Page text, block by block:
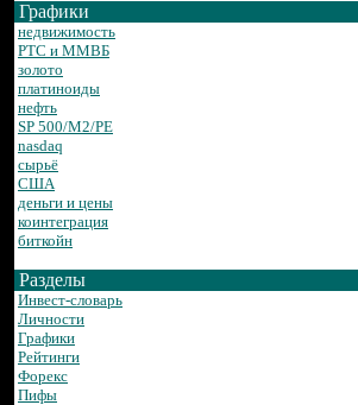
Графики
недвижимость
РТС и ММВБ
золото
платиноиды
нефть
SP 500/M2/PE
nasdaq
сырьё
США
деньги и цены
коинтеграция
биткойн
Разделы
Инвест-словарь
Личности
Графики
Рейтинги
Форекс
Пифы